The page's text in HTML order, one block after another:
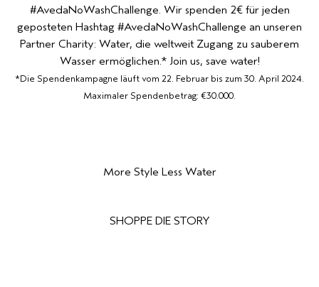
#AvedaNoWashChallenge. Wir spenden 2€ für jeden
geposteten Hashtag #AvedaNoWashChallenge an unseren
Partner Charity: Water, die weltweit Zugang zu sauberem
Wasser ermöglichen.* Join us, save water!
*Die Spendenkampagne läuft vom 22. Februar bis zum 30. April 2024.
Maximaler Spendenbetrag: €30.000.
More Style Less Water
SHOPPE DIE STORY